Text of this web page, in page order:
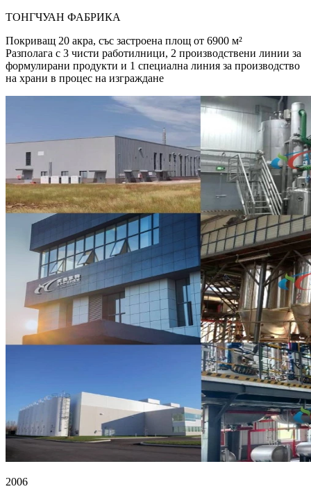
ТОНГЧУАН ФАБРИКА
Покриващ 20 акра, със застроена площ от 6900 м²
Разполага с 3 чисти работилници, 2 производствени линии за
формулирани продукти и 1 специална линия за производство
на храни в процес на изграждане
2006